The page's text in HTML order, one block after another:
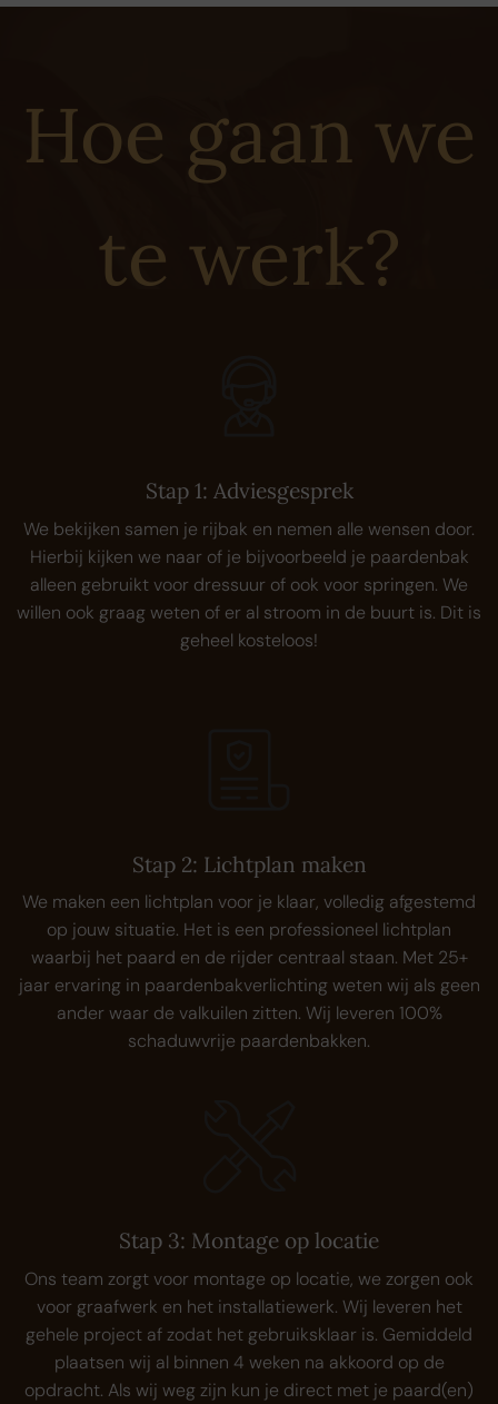
Hoe gaan we
te werk?
Stap 1: Adviesgesprek
We bekijken samen je rijbak en nemen alle wensen door.
Hierbij kijken we naar of je bijvoorbeeld je paardenbak
alleen gebruikt voor dressuur of ook voor springen. We
willen ook graag weten of er al stroom in de buurt is. Dit is
geheel kosteloos!
Stap 2: Lichtplan maken
We maken een lichtplan voor je klaar, volledig afgestemd
op jouw situatie. Het is een professioneel lichtplan
waarbij het paard en de rijder centraal staan. Met 25+
jaar ervaring in paardenbakverlichting weten wij als geen
ander waar de valkuilen zitten. Wij leveren 100%
schaduwvrije paardenbakken.
Stap 3: Montage op locatie
Ons team zorgt voor montage op locatie, we zorgen ook
voor graafwerk en het installatiewerk. Wij leveren het
gehele project af zodat het gebruiksklaar is. Gemiddeld
plaatsen wij al binnen 4 weken na akkoord op de
opdracht. Als wij weg zijn kun je direct met je paard(en)